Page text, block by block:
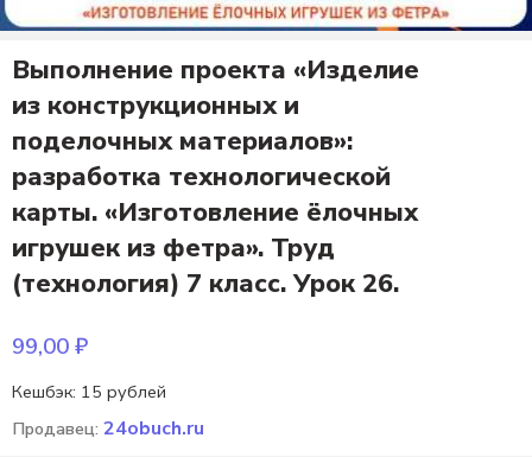
Выполнение проекта «Изделие
из конструкционных и
поделочных материалов»:
разработка технологической
карты. «Изготовление ёлочных
игрушек из фетра». Труд
(технология) 7 класс. Урок 26.
99,00₽
Кешбэк: 15 рублей
Продавец: 24obuch.ru